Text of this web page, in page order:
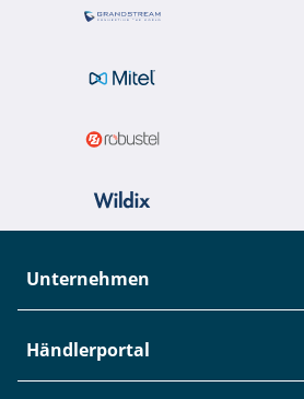
Unternehmen
Über Studerus
Team
Händlerportal